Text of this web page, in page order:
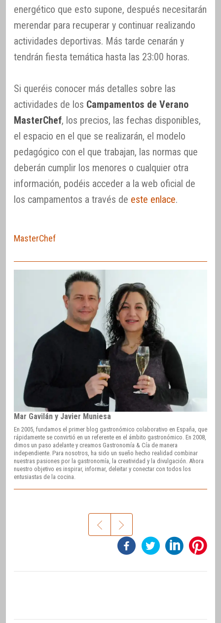
energético que esto supone, después necesitarán
merendar para recuperar y continuar realizando
actividades deportivas. Más tarde cenarán y
tendrán fiesta temática hasta las 23:00 horas.
Si queréis conocer más detalles sobre las
actividades de los Campamentos de Verano
MasterChef, los precios, las fechas disponibles,
el espacio en el que se realizarán, el modelo
pedagógico con el que trabajan, las normas que
deberán cumplir los menores o cualquier otra
información, podéis acceder a la web oficial de
los campamentos a través de este enlace.
MasterChef
Mar Gavilán y Javier Muniesa
En 2005, fundamos el primer blog gastronómico colaborativo en España, que
rápidamente se convirtió en un referente en el ámbito gastronómico. En 2008,
dimos un paso adelante y creamos Gastronomía & Cía de manera
independiente. Para nosotros, ha sido un sueño hecho realidad combinar
nuestras pasiones por la gastronomía, la creatividad y la divulgación. Ahora
nuestro objetivo es inspirar, informar, deleitar y conectar con todos los
entusiastas de la cocina.